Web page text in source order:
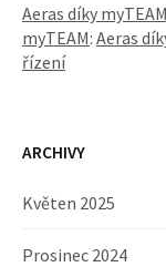
Aeras díky
myTEAM: Aeras
řízení
ARCHIVY
Květen 2025
Prosinec 2024